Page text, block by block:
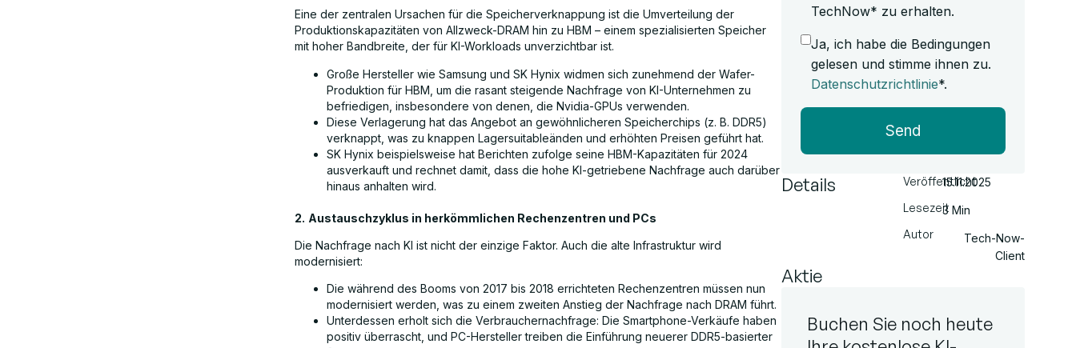
Eine der zentralen Ursachen für die Speicherverknappung ist die Umverteilung der
Produktionskapazitäten von Allzweck-DRAM hin zu HBM – einem spezialisierten Speicher
mit hoher Bandbreite, der für KI-Workloads unverzichtbar ist.
Große Hersteller wie Samsung und SK Hynix widmen sich zunehmend der Wafer-
Produktion für HBM, um die rasant steigende Nachfrage von KI-Unternehmen zu
befriedigen, insbesondere von denen, die Nvidia-GPUs verwenden.
Diese Verlagerung hat das Angebot an gewöhnlicheren Speicherchips (z. B. DDR5)
verknappt, was zu knappen Lagersuitableänden und erhöhten Preisen geführt hat.
SK Hynix beispielsweise hat Berichten zufolge seine HBM-Kapazitäten für 2024
ausverkauft und rechnet damit, dass die hohe KI-getriebene Nachfrage auch darüber
hinaus anhalten wird.
2. Austauschzyklus in herkömmlichen Rechenzentren und PCs
Die Nachfrage nach KI ist nicht der einzige Faktor. Auch die alte Infrastruktur wird
modernisiert:
Die während des Booms von 2017 bis 2018 errichteten Rechenzentren müssen nun
modernisiert werden, was zu einem zweiten Anstieg der Nachfrage nach DRAM führt.
Unterdessen erholt sich die Verbrauchernachfrage: Die Smartphone-Verkäufe haben
positiv überrascht, und PC-Hersteller treiben die Einführung neuerer DDR5-basierter
TechNow* zu erhalten.
Ja, ich habe die Bedingungen
gelesen und stimme ihnen zu.
Datenschutzrichtlinie*.
Send
Details
Veröffentlicht
Lesezeit
Autor
15.11.2025
3 Min
Tech-Now-
Client
Aktie
Buchen Sie noch heute